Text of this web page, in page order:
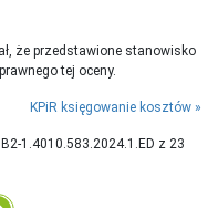
że przedstawione stanowisko
tej oceny.
KPiR księgowanie kosztów
1.4010.583.2024.1.ED z 23